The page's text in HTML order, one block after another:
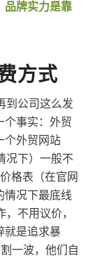
品牌实力是靠
方式
到公司这么发
个事实：外贸
个外贸网站
况下）一般不
格表（在官网
情况下最底线
不用议价，
就是追求暴
一波，他们自